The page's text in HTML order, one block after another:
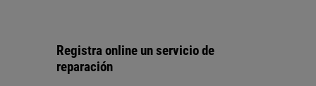
Registra online un servicio de
reparación